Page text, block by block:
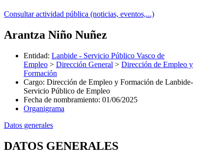
Consultar actividad pública (noticias, eventos,...)
Arantza Niño Nuñez
Entidad: Lanbide - Servicio Público Vasco de
Empleo > Dirección General > Dirección de Empleo y
Formación
Cargo: Dirección de Empleo y Formación de Lanbide-
Servicio Público de Empleo
Fecha de nombramiento: 01/06/2025
Organigrama
Datos generales
DATOS GENERALES